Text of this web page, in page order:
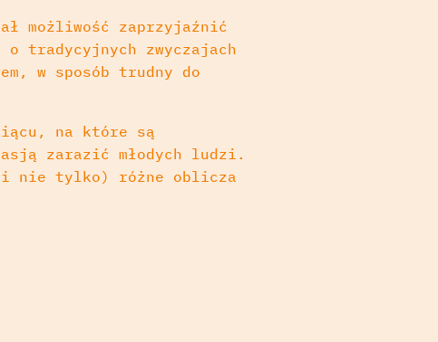
możliwość zaprzyjaźnić
tradycyjnych zwyczajach
w sposób trudny do
na które są
zarazić młodych ludzi.
(i nie tylko) różne oblicza